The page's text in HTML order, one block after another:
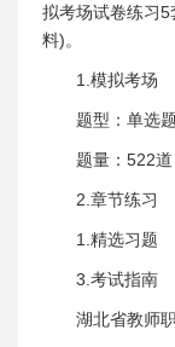
拟考场试卷练习
料)。
1.模拟考场
题型：单选
题量：522道
2.章节练习
1.精选习题
3.考试指南
湖北省教师